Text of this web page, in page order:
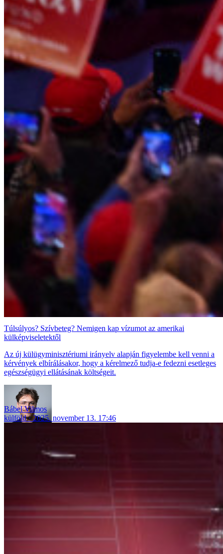
Túlsúlyos? Szívbeteg? Nemigen kap vízumot az amerikai
külképviseletektől
Az új külügyminisztériumi irányelv alapján figyelembe kell venni a
kérvények elbírálásakor, hogy a kérelmező tudja-e fedezni esetleges
egészségügyi ellátásának költségeit.
Bábel Vilmos
külföld
2025. november 13. 17:46